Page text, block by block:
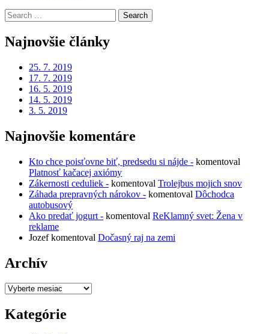
Search
for:
Najnovšie články
25. 7. 2019
17. 7. 2019
16. 5. 2019
14. 5. 2019
3. 5. 2019
Najnovšie komentáre
Kto chce poisťovne biť, predsedu si nájde - komentoval
Platnosť kačacej axiómy
Zákernosti ceduliek - komentoval Trolejbus mojich snov
Záhada prepravných nárokov - komentoval Dôchodca
autobusový
Ako predať jogurt - komentoval ReKlamný svet: Žena v
reklame
Jozefkomentoval Dočasný raj na zemi
Archív
Archív
Kategórie